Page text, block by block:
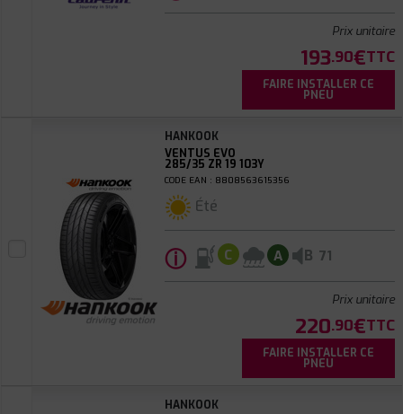
Prix unitaire
193.90€TTC
FAIRE INSTALLER CE
PNEU
HANKOOK
VENTUS EVO
285/35 ZR 19 103Y
CODE EAN : 8808563615356
Été
ⓘ C A B 71
Prix unitaire
220.90€TTC
FAIRE INSTALLER CE
PNEU
HANKOOK